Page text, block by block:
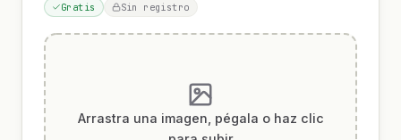
Gratis Sin registro
Arrastra una imagen, pégala o haz clic